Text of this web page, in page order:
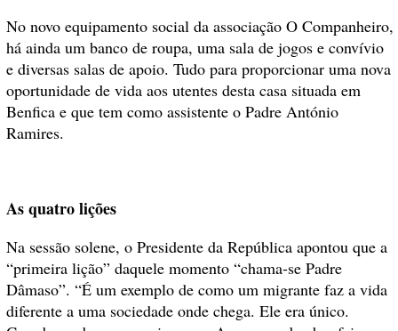
No novo equipamento social da associação O Companheiro,
há ainda um banco de roupa, uma sala de jogos e convívio
e diversas salas de apoio. Tudo para proporcionar uma nova
oportunidade de vida aos utentes desta casa situada em
Benfica e que tem como assistente o Padre António
Ramires.
As quatro lições
Na sessão solene, o Presidente da República apontou que a
“primeira lição” daquele momento “chama-se Padre
Dâmaso”. “É um exemplo de como um migrante faz a vida
diferente a uma sociedade onde chega. Ele era único.